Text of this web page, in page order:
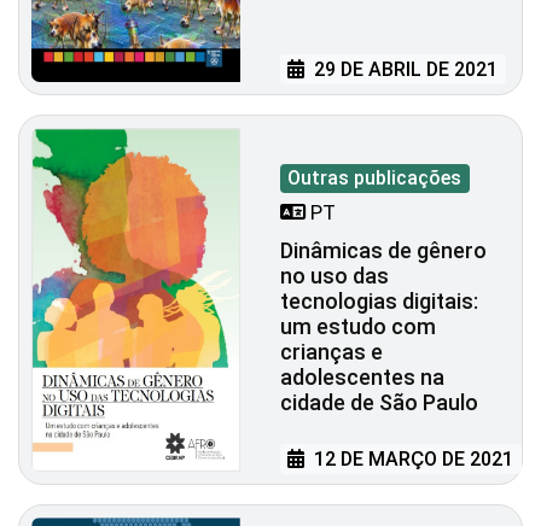
29 DE ABRIL DE 2021
Outras publicações
PT
Dinâmicas de gênero
no uso das
tecnologias digitais:
um estudo com
crianças e
adolescentes na
cidade de São Paulo
12 DE MARÇO DE 2021